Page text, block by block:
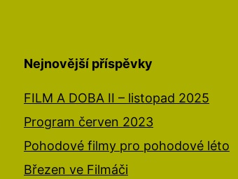
Nejnovější příspěvky
FILM A DOBA II – listopad 2025
Program červen 2023
Pohodové filmy pro pohodové léto
Březen ve Filmáči